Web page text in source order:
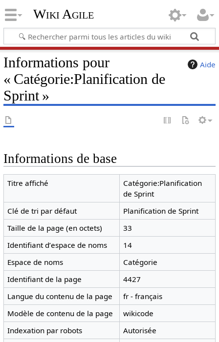
Wiki Agile
Aide
Informations pour
« Catégorie:Planification de
Sprint »
Informations de base
Titre affiché
Catégorie:Planification
de Sprint
Clé de tri par défaut
Planification de Sprint
Taille de la page (en octets)
33
Identifiant dʼespace de noms
14
Espace de noms
Catégorie
Identifiant de la page
4427
Langue du contenu de la page
fr - français
Modèle de contenu de la page
wikicode
Indexation par robots
Autorisée